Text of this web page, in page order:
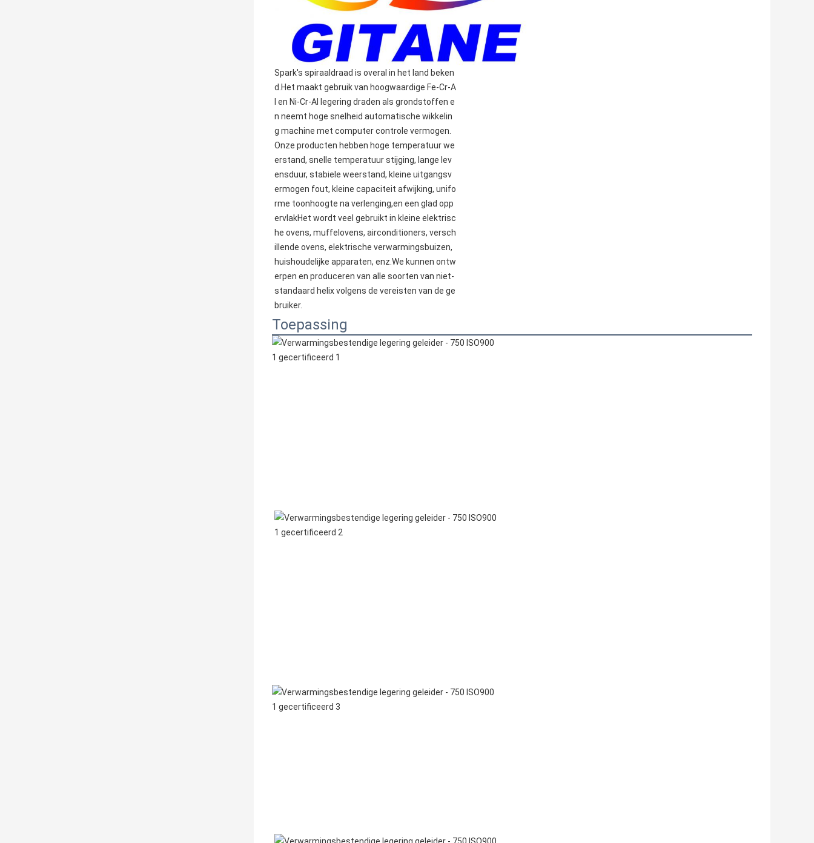
Spark's spiraaldraad is overal in het land beken
d.Het maakt gebruik van hoogwaardige Fe-Cr-A
l en Ni-Cr-Al legering draden als grondstoffen e
n neemt hoge snelheid automatische wikkelin
g machine met computer controle vermogen.
Onze producten hebben hoge temperatuur we
erstand, snelle temperatuur stijging, lange lev
ensduur, stabiele weerstand, kleine uitgangsv
ermogen fout, kleine capaciteit afwijking, unifo
rme toonhoogte na verlenging,en een glad opp
ervlakHet wordt veel gebruikt in kleine elektrisc
he ovens, muffelovens, airconditioners, versch
illende ovens, elektrische verwarmingsbuizen,
huishoudelijke apparaten, enz.We kunnen ontw
erpen en produceren van alle soorten van niet-
standaard helix volgens de vereisten van de ge
bruiker.
Toepassing